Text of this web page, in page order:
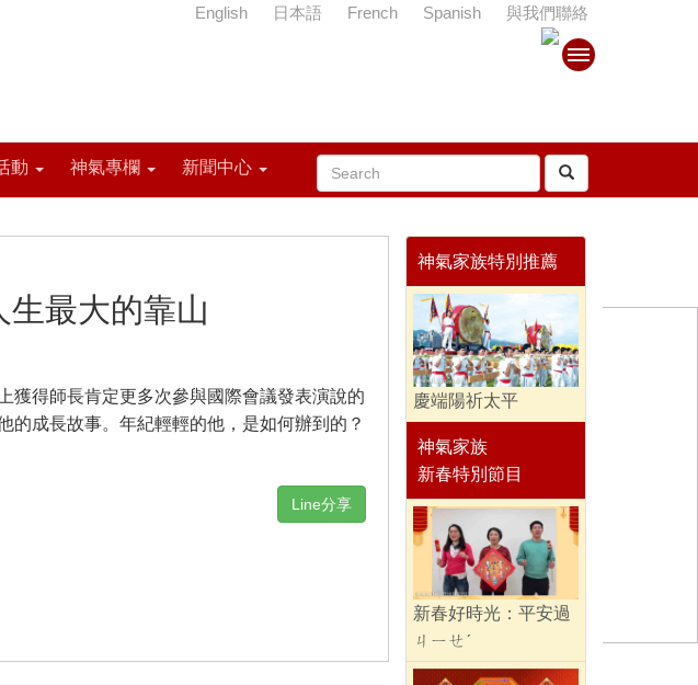
動 神氣專欄 新聞中心
English 日本語 French Spanish 與我們聯絡
生最大的靠山
獲得師長肯定更多次參與國際會議發表演說的
的成長故事。年紀輕輕的他，是如何辦到的？
Line分享
神氣家族特別推薦
慶端陽祈太平
神氣家族
新春特別節目
新春好時光：平安過
ㄐㄧㄝˊ